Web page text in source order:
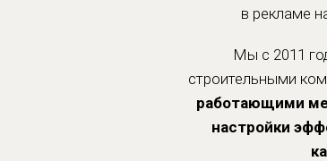
в рекламе
Мы с 2011
строительными
работающими
настройки